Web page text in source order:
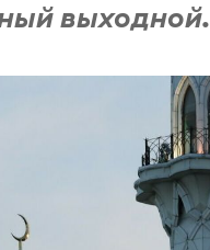
выходной.